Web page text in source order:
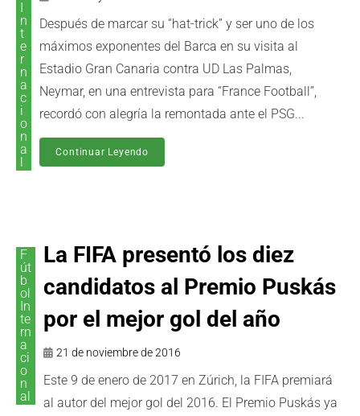
I
n
t
e
r
n
a
c
i
o
n
a
l
Después de marcar su “hat-trick” y ser uno de los
máximos exponentes del Barca en su visita al
Estadio Gran Canaria contra UD Las Palmas,
Neymar, en una entrevista para “France Football”,
recordó con alegría la remontada ante el PSG...
Continuar Leyendo
F
út
b
ol
In
te
rn
a
ci
o
n
al
La FIFA presentó los diez
candidatos al Premio Puskás
por el mejor gol del año
21 de noviembre de 2016
Este 9 de enero de 2017 en Zúrich, la FIFA premiará
al autor del mejor gol del 2016. El Premio Puskás ya